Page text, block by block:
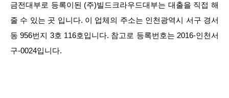
금전대부로 등록이된 (주)빌드크라우드대부는 대출을 직접 해
줄 수 있는 곳 입니다. 이 업체의 주소는 인천광역시 서구 경서
동 956번지 3호 116호입니다. 참고로 등록번호는 2016-인천서
구-0024입니다.